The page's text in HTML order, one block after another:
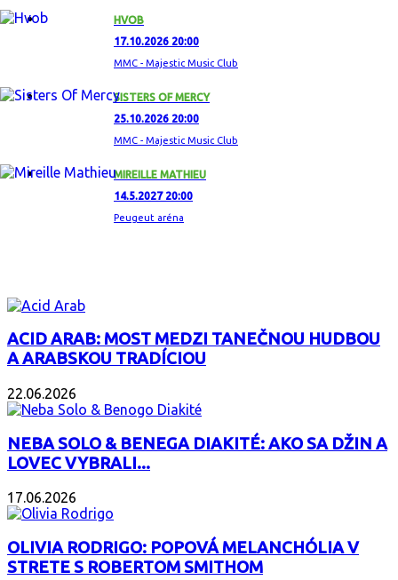
HVOB
17.10.2026 20:00
MMC - Majestic Music Club
SISTERS OF MERCY
25.10.2026 20:00
MMC - Majestic Music Club
MIREILLE MATHIEU
14.5.2027 20:00
Peugeut aréna
ACID ARAB: MOST MEDZI TANEČNOU HUDBOU
A ARABSKOU TRADÍCIOU
22.06.2026
NEBA SOLO & BENEGA DIAKITÉ: AKO SA DŽIN A
LOVEC VYBRALI...
17.06.2026
OLIVIA RODRIGO: POPOVÁ MELANCHÓLIA V
STRETE S ROBERTOM SMITHOM